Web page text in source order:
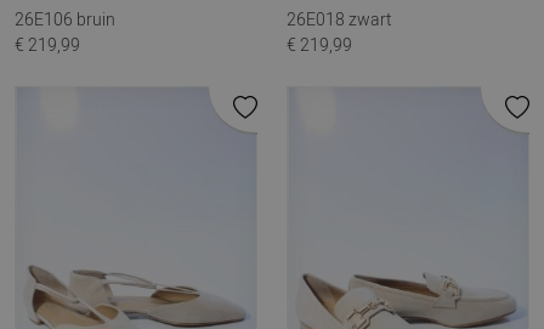
26E106 bruin
€ 219,99
26E018 zwart
€ 219,99